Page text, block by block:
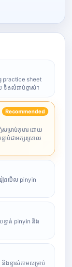
practice sheet
និងលំដាប់ខ្ទាស់។
Recommended
សម្រាប់កុមារ ដោយ
ាប់ជាអក្សរស្រាល
ៀនមើល pinyin
ទាត់ pinyin និង
ងខ្ទាស់តាមសម្រាប់